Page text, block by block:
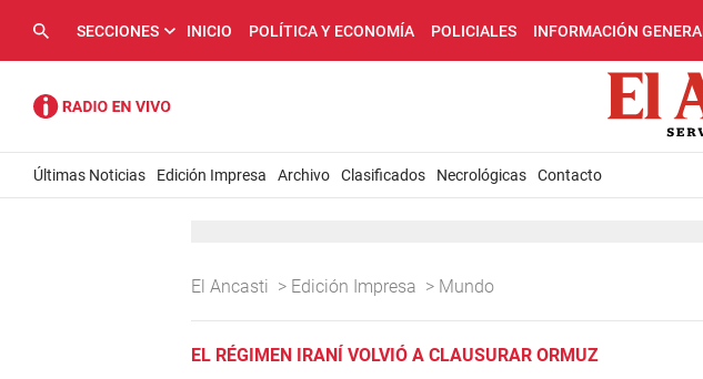
SECCIONES INICIO POLÍTICA Y ECONOMÍA POLICIALES INFORMACIÓN
Últimas Noticias Edición Impresa Archivo Clasificados Necrológicas Contacto
El Ancasti > Edición Impresa > Mundo
EL RÉGIMEN IRANÍ VOLVIÓ A CLAUSURAR ORMUZ